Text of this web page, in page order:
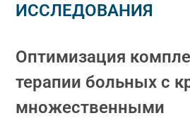
ИССЛЕДОВАНИЯ
Оптимизация
терапии больных с
множественными